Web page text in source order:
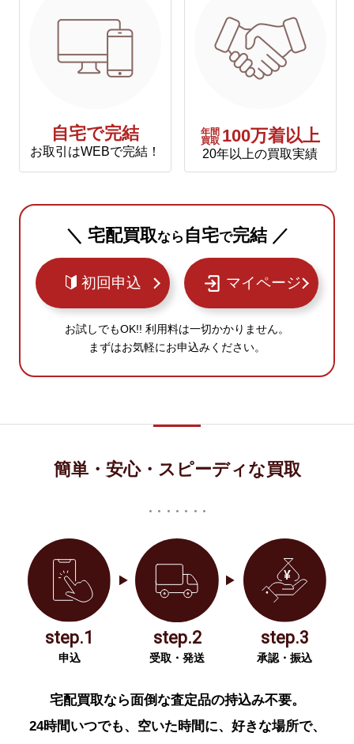
自宅で完結
お取引はWEBで完結！
年間
買取 100万着以上
20年以上の買取実績
＼ 宅配買取なら 自宅で完結 ／
初回申込 マイページ
お試しでもOK!! 利用料は一切かかりません。
まずはお気軽にお申込みください。
簡単・安心・スピーディな買取
step.1
申込
step.2
受取・発送
step.3
承認・振込
宅配買取なら面倒な査定品の持込み不要。
24時間いつでも、空いた時間に、好きな場所で、